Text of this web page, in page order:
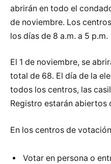
abrirán en todo el
de noviembre. Los
los días de 8 a.m. a 5 p.m.
El 1 de noviembre, se
total de 68. El día de la
todos los centros, las
Registro estarán abiertos
En los centros de
Votar en persona o